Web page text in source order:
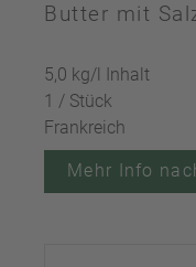
Butter mit
5,0 kg/l Inhalt
1 / Stück
Frankreich
Mehr Info